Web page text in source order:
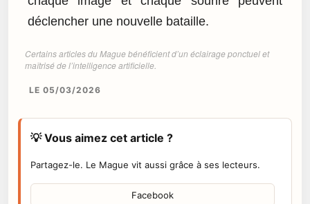
déclencher une nouvelle bataille.
Certains articles du Mague bénéficient d’un éclairage ponctuel et
maîtrisé de l’intelligence artificielle.
LE 05/03/2026
💡 Vous aimez cet article ?
Partagez-le. Le Mague vit aussi grâce à ses lecteurs.
Facebook